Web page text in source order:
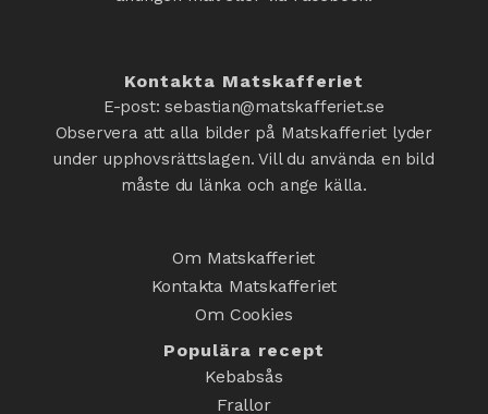
Kontakta Matskafferiet
E-post: sebastian@matskafferiet.se
Observera att alla bilder på Matskafferiet lyder
under upphovsrättslagen. Vill du använda en bild
måste du länka och ange källa.
Om Matskafferiet
Kontakta Matskafferiet
Om Cookies
Populära recept
Kebabsås
Frallor